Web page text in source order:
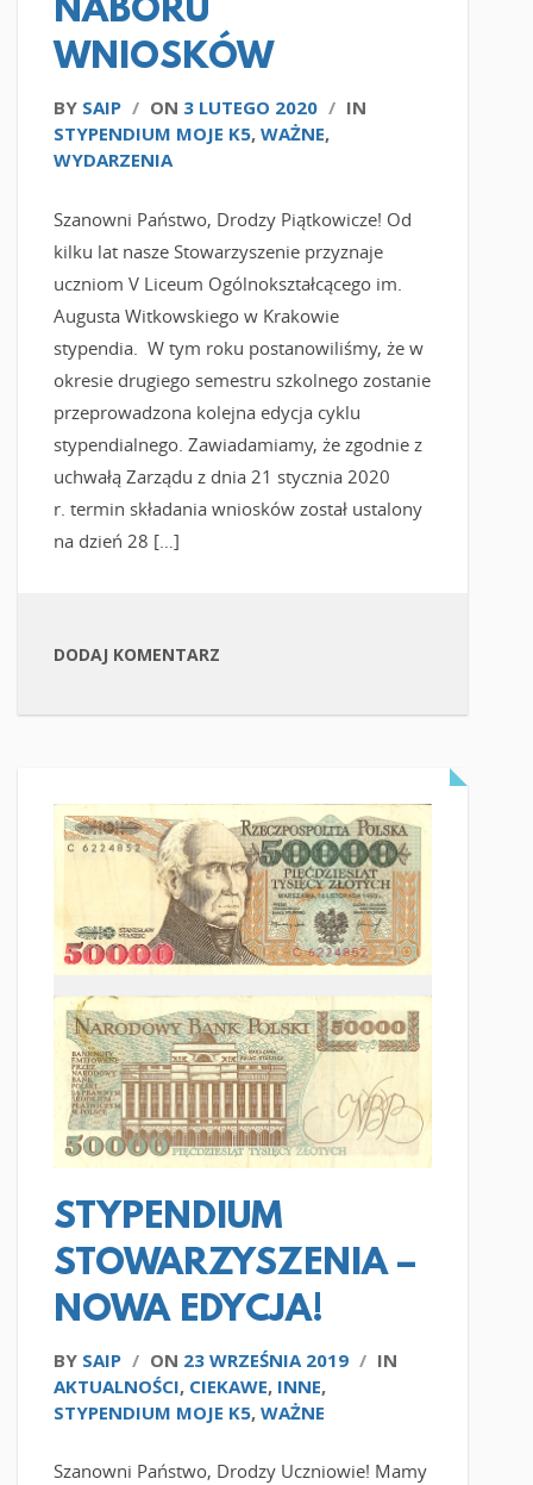
NABORU
WNIOSKÓW
BY SAIP / ON 3 LUTEGO 2020 / IN
STYPENDIUM MOJE K5, WAŻNE,
WYDARZENIA
Szanowni Państwo, Drodzy Piątkowicze! Od
kilku lat nasze Stowarzyszenie przyznaje
uczniom V Liceum Ogólnokształcącego im.
Augusta Witkowskiego w Krakowie
stypendia. W tym roku postanowiliśmy, że w
okresie drugiego semestru szkolnego zostanie
przeprowadzona kolejna edycja cyklu
stypendialnego. Zawiadamiamy, że zgodnie z
uchwałą Zarządu z dnia 21 stycznia 2020
r. termin składania wniosków został ustalony
na dzień 28 […]
DODAJ KOMENTARZ
STYPENDIUM
STOWARZYSZENIA –
NOWA EDYCJA!
BY SAIP / ON 23 WRZEŚNIA 2019 / IN
AKTUALNOŚCI, CIEKAWE, INNE,
STYPENDIUM MOJE K5, WAŻNE
Szanowni Państwo, Drodzy Uczniowie! Mamy